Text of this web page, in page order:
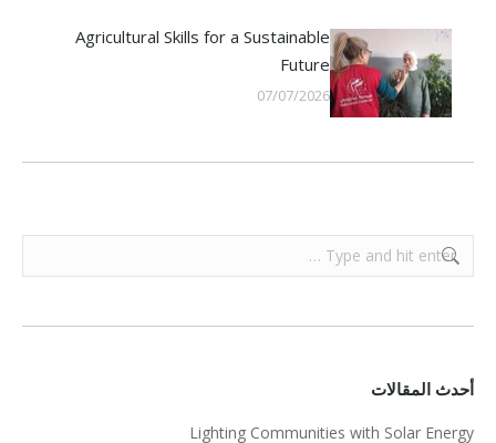
Agricultural Skills for a Sustainable
Future
07/07/2026
Search:
أحدث المقالات
Lighting Communities with Solar Energy